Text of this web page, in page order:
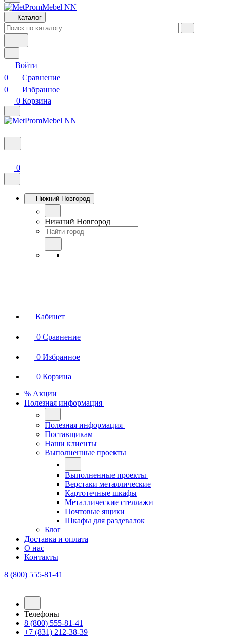
Каталог
Войти
0
Сравнение
0
Избранное
0 Корзина
0
Нижний Новгород
Нижний Новгород
Кабинет
0 Сравнение
0 Избранное
0 Корзина
% Акции
Полезная информация
Полезная информация
Поставщикам
Наши клиенты
Выполненные проекты
Выполненные проекты
Верстаки металлические
Картотечные шкафы
Металлические стеллажи
Почтовые ящики
Шкафы для раздевалок
Блог
Доставка и оплата
О нас
Контакты
8 (800) 555-81-41
Телефоны
8 (800) 555-81-41
+7 (831) 212-38-39